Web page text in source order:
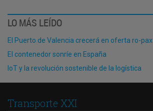
LO MÁS LEÍDO
El Puerto de Valencia crecerá en oferta ro-pax
El contenedor sonríe en España
IoT y la revolución sostenible de la logística
Transporte XXI